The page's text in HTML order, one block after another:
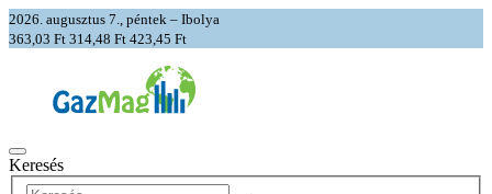
2026. augusztus 7., péntek – Ibolya
363,03 Ft 314,48 Ft 423,45 Ft
Keresés